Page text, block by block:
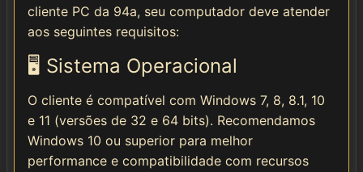
cliente PC da 94a, seu computador deve atender
aos seguintes requisitos:
🖥️ Sistema Operacional
O cliente é compatível com Windows 7, 8, 8.1, 10
e 11 (versões de 32 e 64 bits). Recomendamos
Windows 10 ou superior para melhor
performance e compatibilidade com recursos